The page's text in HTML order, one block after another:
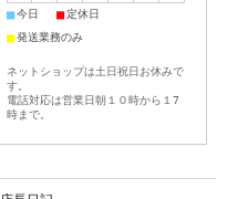
■今日 ■定休日
■発送業務のみ
ネットショップは土日祝日お休みで
す。
電話対応は営業日朝１０時から１7
時まで。